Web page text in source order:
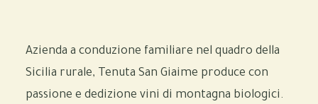
Azienda a conduzione familiare nel quadro della
Sicilia rurale, Tenuta San Giaime produce con
passione e dedizione vini di montagna biologici.